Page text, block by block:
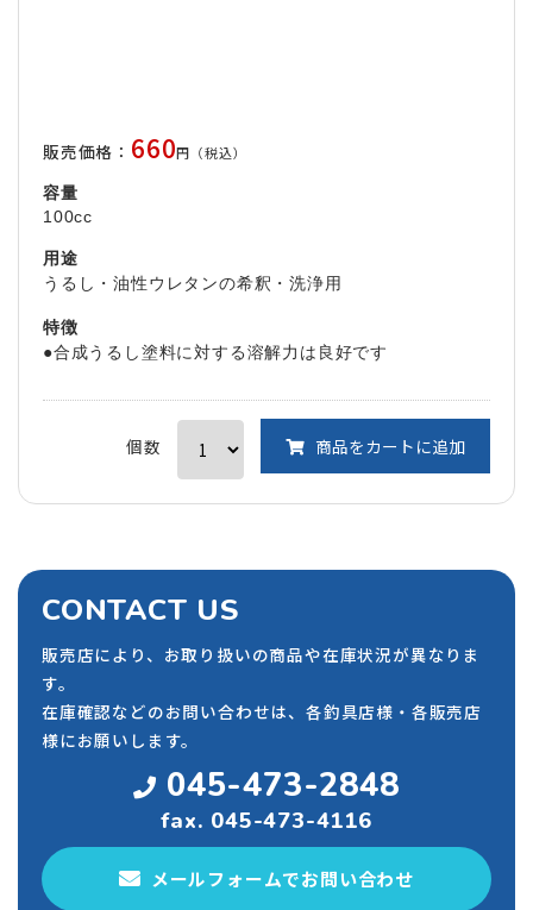
販売価格： 660円（税込）
容量
100cc
用途
うるし・油性ウレタンの希釈・洗浄用
特徴
●合成うるし塗料に対する溶解力は良好です
個数 商品をカートに追加
CONTACT US
販売店により、お取り扱いの商品や在庫状況が異なりま
す。
在庫確認などのお問い合わせは、各釣具店様・各販売店
様にお願いします。
045-473-2848
fax. 045-473-4116
メールフォームでお問い合わせ